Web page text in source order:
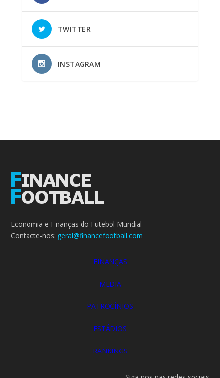
TWITTER
INSTAGRAM
Economia e Finanças do Futebol Mundial
Contacte-nos: geral@financefootball.com
FINANÇAS
MEDIA
PATROCÍNIOS
ESTÁDIOS
RANKINGS